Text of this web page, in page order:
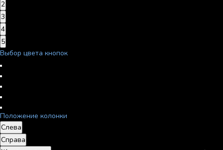
2
3
4
5
Выбор цвета кнопок
Положение колонки
Слева
Справа